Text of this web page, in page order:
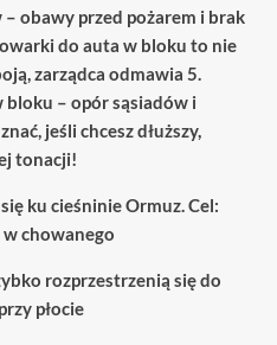
obawy przed pożarem i brak
do auta w bloku to nie
zarządca odmawia 5.
bloku – opór sąsiadów i
jeśli chcesz dłuższy,
tonacji!
ku cieśninie Ormuz. Cel:
chowanego
rozprzestrzenią się do
płocie